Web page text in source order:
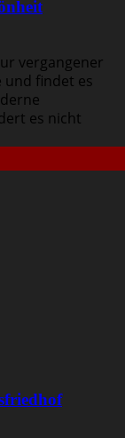
vergangener
und findet es
es nicht